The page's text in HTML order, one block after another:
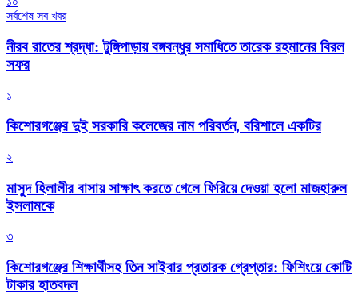
সর্বশেষ সব খবর
নীরব রাতের শ্রদ্ধা: টুঙ্গিপাড়ায় বঙ্গবন্ধুর সমাধিতে তারেক রহমানের বিরল
সফর
১
কিশোরগঞ্জের দুই সরকারি কলেজের নাম পরিবর্তন, বরিশালে একটির
২
মাসুদ হিলালীর বাসায় সাক্ষাৎ করতে গেলে ফিরিয়ে দেওয়া হলো মাজহারুল
ইসলামকে
৩
কিশোরগঞ্জের শিক্ষার্থীসহ তিন সাইবার প্রতারক গ্রেপ্তার: ফিশিংয়ে কোটি
টাকার হাতবদল